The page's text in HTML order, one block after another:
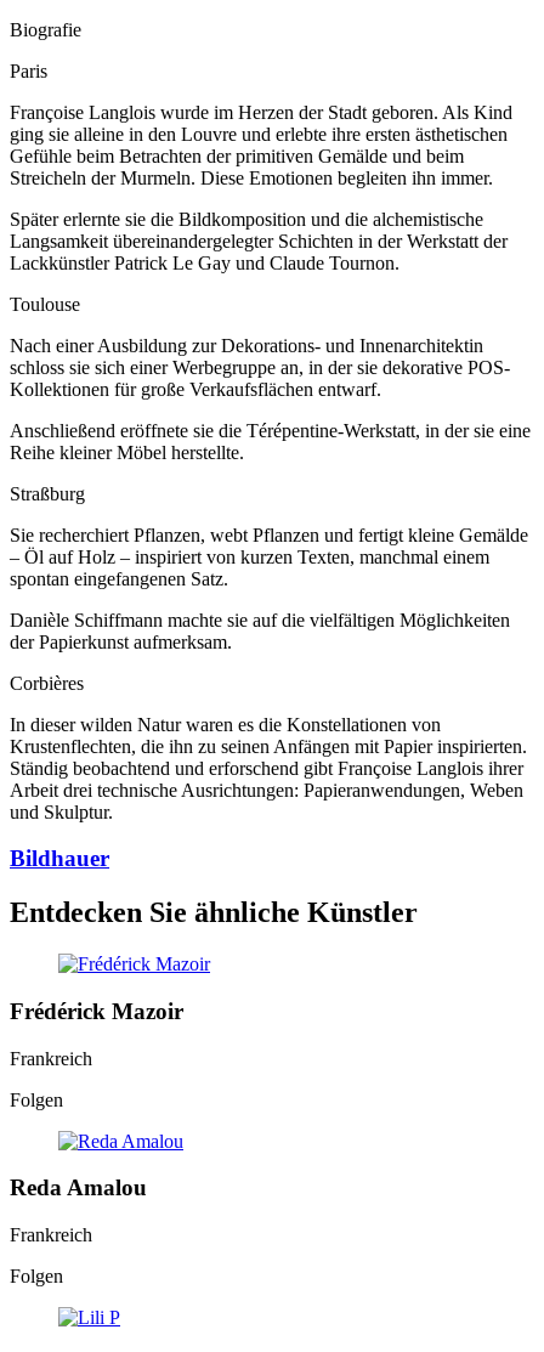
Biografie
Paris
Françoise Langlois wurde im Herzen der Stadt geboren. Als Kind
ging sie alleine in den Louvre und erlebte ihre ersten ästhetischen
Gefühle beim Betrachten der primitiven Gemälde und beim
Streicheln der Murmeln. Diese Emotionen begleiten ihn immer.
Später erlernte sie die Bildkomposition und die alchemistische
Langsamkeit übereinandergelegter Schichten in der Werkstatt der
Lackkünstler Patrick Le Gay und Claude Tournon.
Toulouse
Nach einer Ausbildung zur Dekorations- und Innenarchitektin
schloss sie sich einer Werbegruppe an, in der sie dekorative POS-
Kollektionen für große Verkaufsflächen entwarf.
Anschließend eröffnete sie die Térépentine-Werkstatt, in der sie eine
Reihe kleiner Möbel herstellte.
Straßburg
Sie recherchiert Pflanzen, webt Pflanzen und fertigt kleine Gemälde
– Öl auf Holz – inspiriert von kurzen Texten, manchmal einem
spontan eingefangenen Satz.
Danièle Schiffmann machte sie auf die vielfältigen Möglichkeiten
der Papierkunst aufmerksam.
Corbières
In dieser wilden Natur waren es die Konstellationen von
Krustenflechten, die ihn zu seinen Anfängen mit Papier inspirierten.
Ständig beobachtend und erforschend gibt Françoise Langlois ihrer
Arbeit drei technische Ausrichtungen: Papieranwendungen, Weben
und Skulptur.
Bildhauer
Entdecken Sie ähnliche Künstler
Frédérick Mazoir
Frankreich
Folgen
Reda Amalou
Frankreich
Folgen